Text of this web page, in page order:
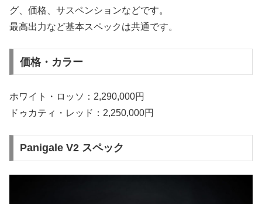
グ、価格、サスペンションなどです。
最高出力など基本スペックは共通です。
価格・カラー
ホワイト・ロッソ：2,290,000円
ドゥカティ・レッド：2,250,000円
Panigale V2 スペック